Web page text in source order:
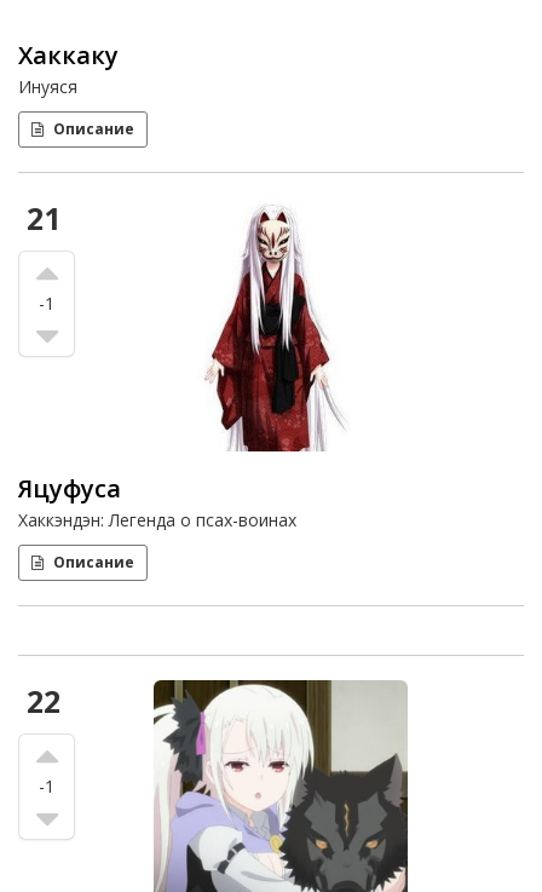
Хаккаку
Инуяся
Описание
21
-1
Яцуфуса
Хаккэндэн: Легенда о псах-воинах
Описание
22
-1